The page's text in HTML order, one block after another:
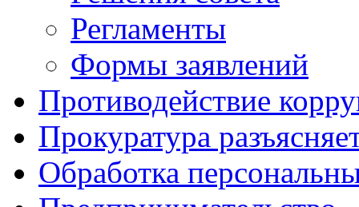
Регламенты
Формы заявлений
Противодействие
Прокуратура
Обработка